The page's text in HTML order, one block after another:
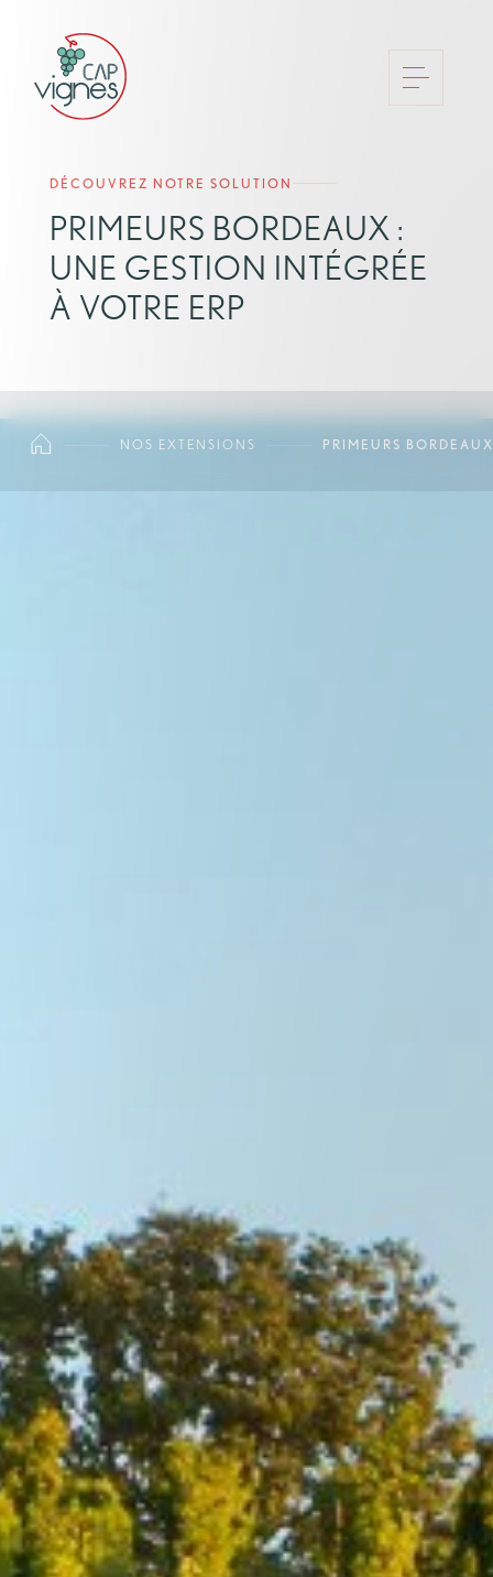
DÉCOUVREZ NOTRE SOLUTION
PRIMEURS BORDEAUX :
UNE GESTION INTÉGRÉE
À VOTRE ERP
NOS EXTENSIONS PRIMEURS